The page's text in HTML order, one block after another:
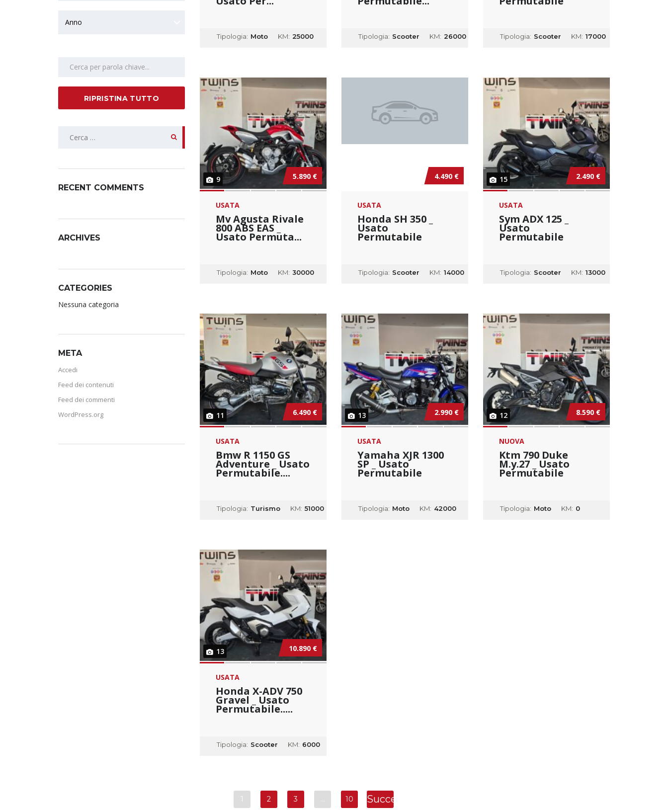
Anno
RIPRISTINA TUTTO
RECENT COMMENTS
ARCHIVES
CATEGORIES
Nessuna categoria
META
Accedi
Feed dei contenuti
Feed dei commenti
WordPress.org
Tipologia: Moto KM: 25000 Tipologia: Scooter KM: 26000 Tipologia: Scooter KM: 17000
9 5.890 €
USATA
Mv Agusta Rivale
800 ABS EAS _
Usato Permuta...
Tipologia: Moto KM: 30000
4.490 €
USATA
Honda SH 350 _
Usato
Permutabile
Tipologia: Scooter KM: 14000
15 2.490 €
USATA
Sym ADX 125 _
Usato
Permutabile
Tipologia: Scooter KM: 13000
11 6.490 €
USATA
Bmw R 1150 GS
Adventure _ Usato
Permutabile....
Tipologia: Turismo KM: 51000
13 2.990 €
USATA
Yamaha XJR 1300
SP _ Usato
Permutabile
Tipologia: Moto KM: 42000
12 8.590 €
NUOVA
Ktm 790 Duke
M.y.27 _ Usato
Permutabile
Tipologia: Moto KM: 0
13 10.890 €
USATA
Honda X-ADV 750
Gravel _ Usato
Permutabile.....
Tipologia: Scooter KM: 6000
1 2 3 … 10 Successivo